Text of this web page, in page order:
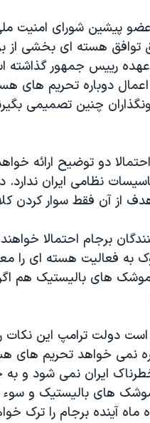
پیشین شورای امنیت
هسته ای بخشی از
رییس جمهور
اعمال دوباره تحریم
چنین تصمیمی
دو توضیح ارائه
نظامی ایران
از آن فقط سوار کردن
برجام احتمالا
فعالیت هسته ای را
های بالیستیک هم اگر
است دولت ترامپ این
نمی خواهد تحریم های
ایران نمی شود و
های بالیستیک و سوء
آینده برجام را ترک